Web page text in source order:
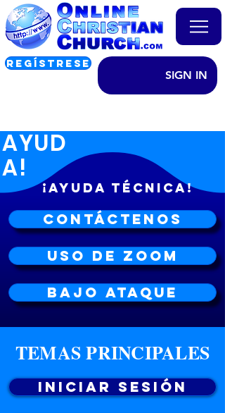
REGÍSTRESE
SIGN IN
AYUD
A!
¡AYUDA TÉCNICA!
Contáctenos
Uso de ZOOM
Bajo ataque
TEMAS PRINCIPALES
Iniciar sesión